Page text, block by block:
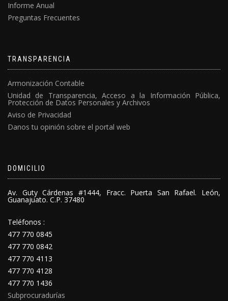
Informe Anual
Preguntas Frecuentes
TRANSPARENCIA
Armonización Contable
Unidad de Transparencia, Acceso a la Información Pública,
Protección de Datos Personales y Archivos
Aviso de Privacidad
Danos tu opinión sobre el portal web
DOMICILIO
Av. Guty Cárdenas #1444, Fracc. Puerta San Rafael. León,
Guanajuato. C.P. 37480
Teléfonos :
477 770 0845
477 770 0842
477 770 4113
477 770 4128
477 770 1436
Subprocuradurías